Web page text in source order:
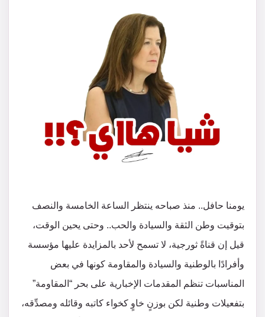
يومنا حافل.. منذ صباحه ينتظر الساعة الخامسة والنصف
بتوقيت وطن الثقة والسيادة والحب.. وحتى يحين الوقت،
قيل إن قناةً ثورجية، لا تسمح لأحد بالمزايدة عليها مؤسسة
وأفرادًا بالوطنية والسيادة والمقاومة كونها في بعض
المناسبات تنظم المقدمات الإخبارية على بحر “المقاومة”
بتفعيلات وطنية لكن بوزنٍ خاوٍ كخواء كاتبه وقائله ومصدِّقه،